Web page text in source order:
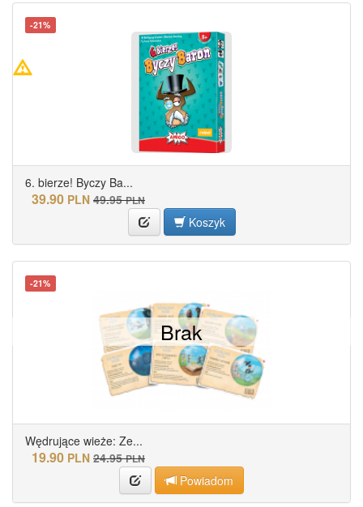
-21%
6. bierze! Byczy Ba...
39.90 PLN 49.95 PLN
Koszyk
-21%
Wędrujące wieże: Ze...
19.90 PLN 24.95 PLN
Powiadom
Brak